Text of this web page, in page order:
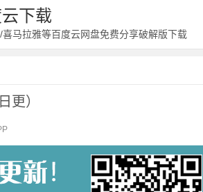
下载
马拉雅等百度云网盘免费分享破解版下载
更）